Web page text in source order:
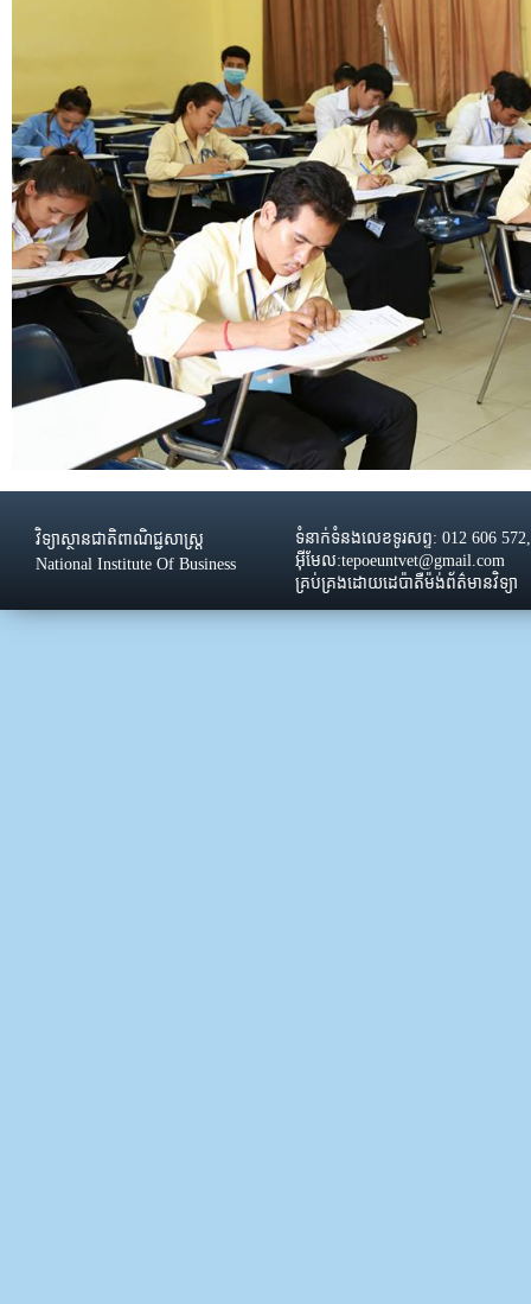
វិទ្យាស្ថានជាតិពាណិជ្ជសាស្រ្ដ
National Institute Of Business
ទំនាក់ទំនងលេខទូរសព្ទ: 012 606
អ៊ីមែល:tepoeuntvet@gmail.com
គ្រប់គ្រងដោយដេប៉ាតឺម៉ង់ព័ត៌មានវិទ្យា